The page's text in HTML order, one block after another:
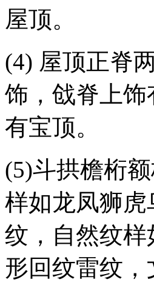
屋顶。
(4) 屋顶正脊
饰，戗脊上
有宝顶。
(5)斗拱檐桁
样如龙凤狮
纹，自然纹
形回纹雷纹